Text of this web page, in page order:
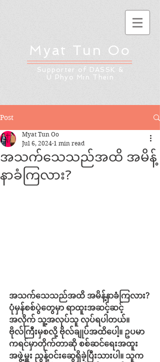
Myat Tun Oo
Supporter of DASSK &
U Phyo Min Thein
Post
အသက်သေသည်အထိ အမိန့်
နာခံကြလား?
Myat Tun Oo
Jul 6, 2024 1 min read
အသက်သေသည်အထိ အမိန့်နာခံကြလား?
ပုံမှန်စစ်ပွဲတွေမှာ ရာထူးအဆင့်ဆင့်
အလိုက် သူ့အလုပ်သူ လုပ်ရပါတယ်။
ဗိုလ်ကြီးမှစလို့ ဗိုလ်ချုပ်အထိပေါ့။ ဥပမာ
ကရင်မှာတိုက်တာဆို စစ်ဆင်ရေးအထူး
အဖွဲ့မှူး ညွန့်ဝင်းဆွေရှိခဲ့ပြီးသားပါ။ သူက